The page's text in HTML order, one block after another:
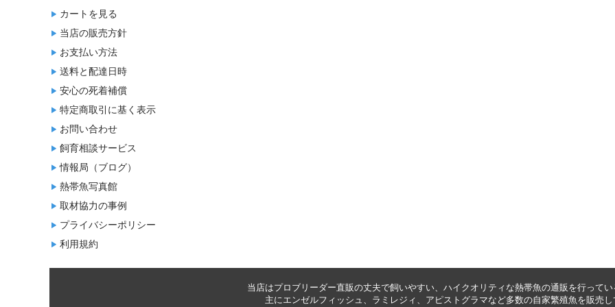
カートを見る
当店の販売方針
お支払い方法
送料と配達日時
安心の死着補償
特定商取引に基く表示
お問い合わせ
飼育相談サービス
情報局（ブログ）
熱帯魚写真館
取材協力の事例
プライバシーポリシー
利用規約
当店はプロブリーダー直販の丈夫で飼いやすい、ハイクオリティな熱帯魚の通販 を行ってい
主にエンゼルフィッシュ 、 ラミレジィ 、 アピストグラマなど多数の自家繁殖魚を販売 し